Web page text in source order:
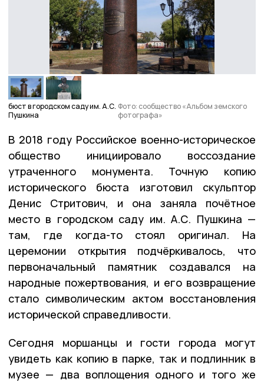
бюст в городском саду им. А.С.
Пушкина
Фото: сообщество «Альбом земского
фотографа»
В 2018 году Российское военно-историческое
общество инициировало воссоздание
утраченного монумента. Точную копию
исторического бюста изготовил скульптор
Денис Стритович, и она заняла почётное
место в городском саду им. А.С. Пушкина —
там, где когда-то стоял оригинал. На
церемонии открытия подчёркивалось, что
первоначальный памятник создавался на
народные пожертвования, и его возвращение
стало символическим актом восстановления
исторической справедливости.
Сегодня моршанцы и гости города могут
увидеть как копию в парке, так и подлинник в
музее — два воплощения одного и того же